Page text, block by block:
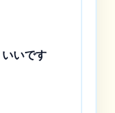
いです